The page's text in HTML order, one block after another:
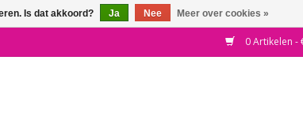
0 Artikelen -
Is dat akkoord? Ja Nee Meer over cookies »